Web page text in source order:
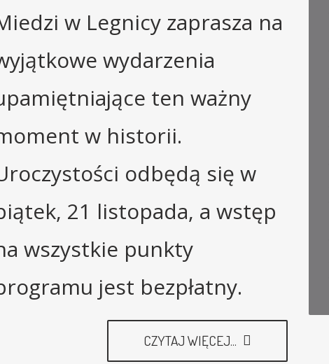
w Legnicy zaprasza na
wydarzenia
ten ważny
w historii.
odbędą się w
21 listopada, a wstęp
wszystkie punkty
jest bezpłatny.
CZYTAJ WIĘCEJ...